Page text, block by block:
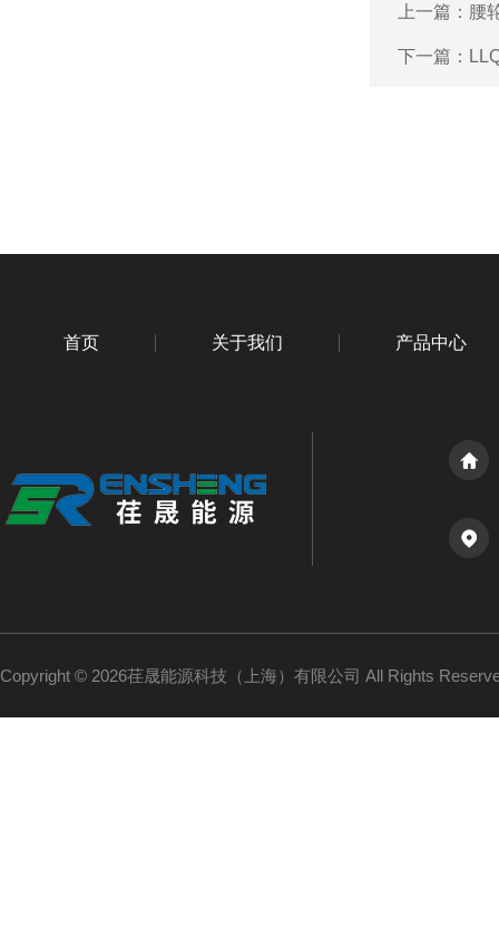
上一篇： 腰
下一篇：
首页 关于我们 产品中心
Copyright © 2026荏晟能源科技（上海）有限公司 All Rights